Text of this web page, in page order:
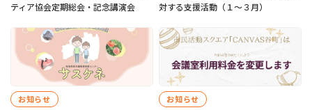
ティア協会定期総会・記念講演会
対する支援活動（１〜３月）
お知らせ お知らせ